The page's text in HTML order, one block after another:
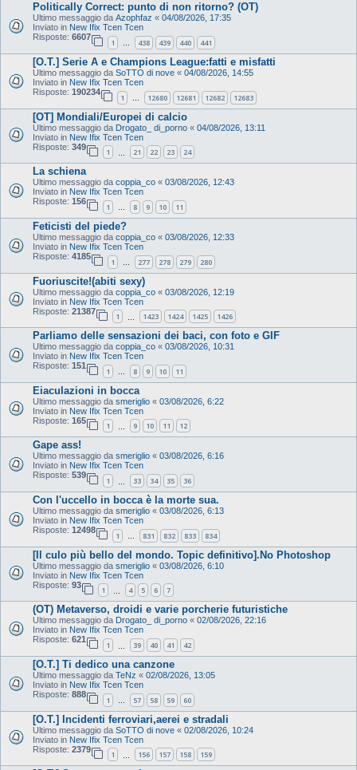
Politically Correct: punto di non ritorno? (OT)
Ultimo messaggio da Azophfaz « 04/08/2026, 17:35
Inviato in New Ifix Tcen Tcen
Risposte: 6607
1 … 438 439 440 441
[O.T.] Serie A e Champions League:fatti e misfatti
Ultimo messaggio da SoTTO di nove « 04/08/2026, 14:55
Inviato in New Ifix Tcen Tcen
Risposte: 190234
1 … 12680 12681 12682 12683
[OT] Mondiali/Europei di calcio
Ultimo messaggio da Drogato_ di_porno « 04/08/2026, 13:11
Inviato in New Ifix Tcen Tcen
Risposte: 349
1 21 22 23 24
La schiena
Ultimo messaggio da coppia_co « 03/08/2026, 12:43
Inviato in New Ifix Tcen Tcen
Risposte: 156
1 … 8 9 10 11
Feticisti del piede?
Ultimo messaggio da coppia_co « 03/08/2026, 12:33
Inviato in New Ifix Tcen Tcen
Risposte: 4185
1 … 277 278 279 280
Fuoriuscite!(abiti sexy)
Ultimo messaggio da coppia_co « 03/08/2026, 12:19
Inviato in New Ifix Tcen Tcen
Risposte: 21387
1 1423 1424 1425 1426
Parliamo delle sensazioni dei baci, con foto e GIF
Ultimo messaggio da coppia_co « 03/08/2026, 10:31
Inviato in New Ifix Tcen Tcen
Risposte: 151
1 … 8 9 10 11
Eiaculazioni in bocca
Ultimo messaggio da smeriglio « 03/08/2026, 6:22
Inviato in New Ifix Tcen Tcen
Risposte: 165
1 9 10 11 12
Gape ass!
Ultimo messaggio da smeriglio « 03/08/2026, 6:16
Inviato in New Ifix Tcen Tcen
Risposte: 539
1 33 34 35 36
Con l'uccello in bocca è la morte sua.
Ultimo messaggio da smeriglio « 03/08/2026, 6:13
Inviato in New Ifix Tcen Tcen
Risposte: 12498
1 … 831 832 833 834
[Il culo più bello del mondo. Topic definitivo].No Photoshop
Ultimo messaggio da smeriglio « 03/08/2026, 6:10
Inviato in New Ifix Tcen Tcen
Risposte: 93
1 4 5 6 7
(OT) Metaverso, droidi e varie porcherie futuristiche
Ultimo messaggio da Drogato_ di_porno « 02/08/2026, 22:16
Inviato in New Ifix Tcen Tcen
Risposte: 621
1 39 40 41 42
[O.T.] Ti dedico una canzone
Ultimo messaggio da TeNz « 02/08/2026, 13:05
Inviato in New Ifix Tcen Tcen
Risposte: 888
1 … 57 58 59 60
[O.T.] Incidenti ferroviari,aerei e stradali
Ultimo messaggio da SoTTO di nove « 02/08/2026, 10:24
Inviato in New Ifix Tcen Tcen
Risposte: 2379
1 156 157 158 159